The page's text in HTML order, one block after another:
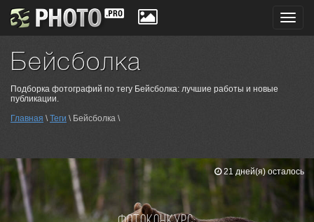
Бейсболка
Подборка фотографий по тегу Бейсболка: лучшие работы и новые
публикации.
Главная \Теги \ Бейсболка \
21 дней(я) осталось